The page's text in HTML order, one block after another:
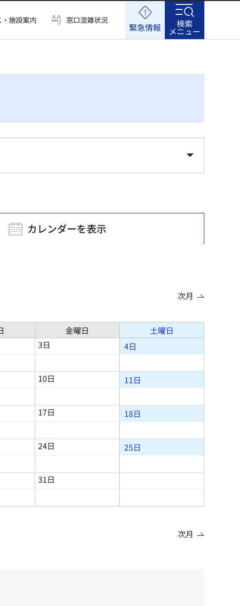
・施設案内 窓口混雑状況
緊急情報 検索
メニュー
カレンダーを表示
次月
金曜日
土曜日
3日 4日
10日 11日
17日 18日
24日 25日
31日
次月